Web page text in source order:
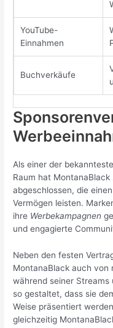
YouTube-
Einnahmen
Buchverkäufe
Als einer der
Raum hat
abgeschlossen, die
Vermögen leisten.
ihre Werbekampagnen
und engagierte
Neben den festen
MontanaBlack auch von
während seiner Streams
so gestaltet, dass sie
Weise präsentiert
gleichzeitig